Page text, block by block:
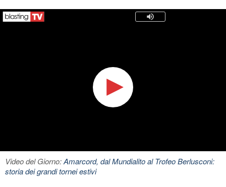
Video del Giorno:Amarcord, dal Mundialito al Trofeo Berlusconi:
storia dei grandi tornei estivi